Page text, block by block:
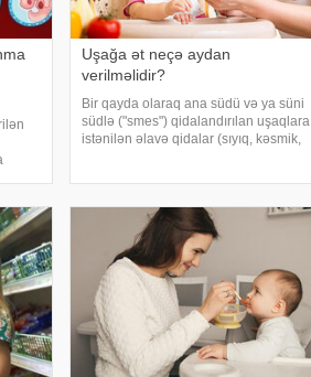
Uşağa ət neçə aydan
verilməlidir?
Bir qayda olaraq ana südü və ya süni
südlə ("smes") qidalandırılan uşaqlara
istənilən əlavə qidalar (sıyıq, kəsmik,